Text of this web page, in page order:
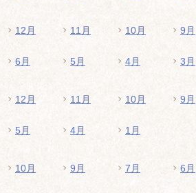
12月 11月 10月 9月
6月 5月 4月 3月
12月 11月 10月 9月
5月 4月 1月
10月 9月 7月 6月